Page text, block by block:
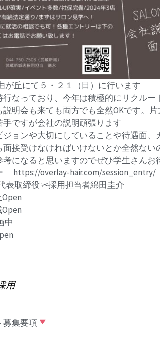
が丘にて５・２１（日）に行います
行なっており、今年は積極的にリクルー
明会も来ても両方でも全然OKです。片
手ですが会社の説明頑張ります
ジョンや大切にしていることや待遇面、
面接受けなければいけないとか全然ない
考になると思いますのでぜひ学生さんお
https://overlay-hair.com/session_entry/
表取締役 ✂︎採用担当者綿田圭介
中
用
募集要項